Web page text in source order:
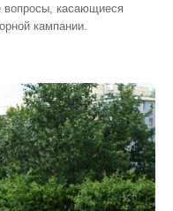
вопросы, касающиеся
кампании.